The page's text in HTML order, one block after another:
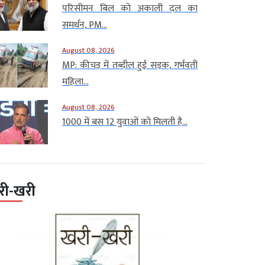
परिसीमन बिल को अकाली दल का
समर्थन, PM...
August 08, 2026
MP: कीचड़ में तब्दील हुई सड़क, गर्भवती
महिला...
August 08, 2026
1000 में बस 12 युवाओं को मिलती है...
खरी